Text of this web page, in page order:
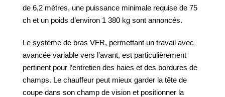
de 6,2 mètres, une puissance minimale requise de 75
ch et un poids d’environ 1 380 kg sont annoncés.
Le système de bras VFR, permettant un travail avec
avancée variable vers l’avant, est particulièrement
pertinent pour l’entretien des haies et des bordures de
champs. Le chauffeur peut mieux garder la tête de
coupe dans son champ de vision et positionner la